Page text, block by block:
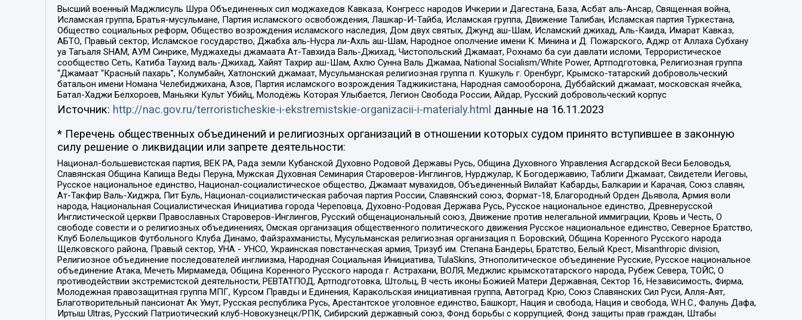
Высший военный Маджлисуль Шура Объединенных сил моджахедов Кавказа, Конгресс народов Ичкерии и Дагестана, База, Асбат аль-Ансар, Священная война,
Исламская группа, Братья-мусульмане, Партия исламского освобождения, Лашкар-И-Тайба, Исламская группа, Движение Талибан, Исламская партия Туркестана,
Общество социальных реформ, Общество возрождения исламского наследия, Дом двух святых, Джунд аш-Шам, Исламский джихад, Аль-Каида, Имарат Кавказ,
АБТО, Правый сектор, Исламское государство, Джабха аль-Нусра ли-Ахль аш-Шам, Народное ополчение имени К. Минина и Д. Пожарского, Аджр от Аллаха Субхану
уа Тагьаля SHAM, АУМ Синрике, Муджахеды джамаата Ат-Тавхида Валь-Джихад, Чистопольский Джамаат, Рохнамо ба суи давлати исломи, Террористическое
сообщество Сеть, Катиба Таухид валь-Джихад, Хайят Тахрир аш-Шам, Ахлю Сунна Валь Джамаа, National Socialism/White Power, Артподготовка, Религиозная группа
“Джамаат “Красный пахарь”, Колумбайн, Хатлонский джамаат, Мусульманская религиозная группа п. Кушкуль г. Оренбург, Крымско-татарский добровольческий
батальон имени Номана Челебиджихана, Азов, Партия исламского возрождения Таджикистана, Народная самооборона, Дуббайский джамаат, московская ячейка,
Батал-Хаджи Белхороев, Маньяки Культ Убийц, Молодёжь Которая Улыбается, Легион Свобода России, Айдар, Русский добровольческий корпус
Источник: http://nac.gov.ru/terroristicheskie-i-ekstremistskie-organizacii-i-materialy.html данные на 16.11.2023
* Перечень общественных объединений и религиозных организаций в отношении которых судом принято вступившее в законную
силу решение о ликвидации или запрете деятельности:
Национал-большевистская партия, ВЕК РА, Рада земли Кубанской Духовно Родовой Державы Русь, Община Духовного Управления Асгардской Веси Беловодья,
Славянская Община Капища Веды Перуна, Мужская Духовная Семинария Староверов-Инглингов, Нурджулар, К Богодержавию, Таблиги Джамаат, Свидетели Иеговы,
Русское национальное единство, Национал-социалистическое общество, Джамаат мувахидов, Объединенный Вилайат Кабарды, Балкарии и Карачая, Союз славян,
Ат-Такфир Валь-Хиджра, Пит Буль, Национал-социалистическая рабочая партия России, Славянский союз, Формат-18, Благородный Орден Дьявола, Армия воли
народа, Национальная Социалистическая Инициатива города Череповца, Духовно-Родовая Держава Русь, Русское национальное единство, Древнерусской
Инглистической церкви Православных Староверов-Инглингов, Русский общенациональный союз, Движение против нелегальной иммиграции, Кровь и Честь, О
свободе совести и о религиозных объединениях, Омская организация общественного политического движения Русское национальное единство, Северное Братство,
Клуб Болельщиков Футбольного Клуба Динамо, Файзрахманисты, Мусульманская религиозная организация п. Боровский, Община Коренного Русского народа
Щелковского района, Правый сектор, УНА - УНСО, Украинская повстанческая армия, Тризуб им. Степана Бандеры, Братство, Белый Крест, Misanthropic division,
Религиозное объединение последователей инглиизма, Народная Социальная Инициатива, TulaSkins, Этнополитическое объединение Русские, Русское национальное
объединение Атака, Мечеть Мирмамеда, Община Коренного Русского народа г. Астрахани, ВОЛЯ, Меджлис крымскотатарского народа, Рубеж Севера, ТОЙС, О
противодействии экстремистской деятельности, РЕВТАТПОД, Артподготовка, Штольц, В честь иконы Божией Матери Державная, Сектор 16, Независимость, Фирма,
Молодежная правозащитная группа МПГ, Курсом Правды и Единения, Каракольская инициативная группа, Автоград Крю, Союз Славянских Сил Руси, Алля-Аят,
Благотворительный пансионат Ак Умут, Русская республика Русь, Арестантское уголовное единство, Башкорт, Нация и свобода, Нация и свобода, W.H.С., Фалунь Дафа,
Иртыш Ultras, Русский Патриотический клуб-Новокузнецк/РПК, Сибирский державный союз, Фонд борьбы с коррупцией, Фонд защиты прав граждан, Штабы